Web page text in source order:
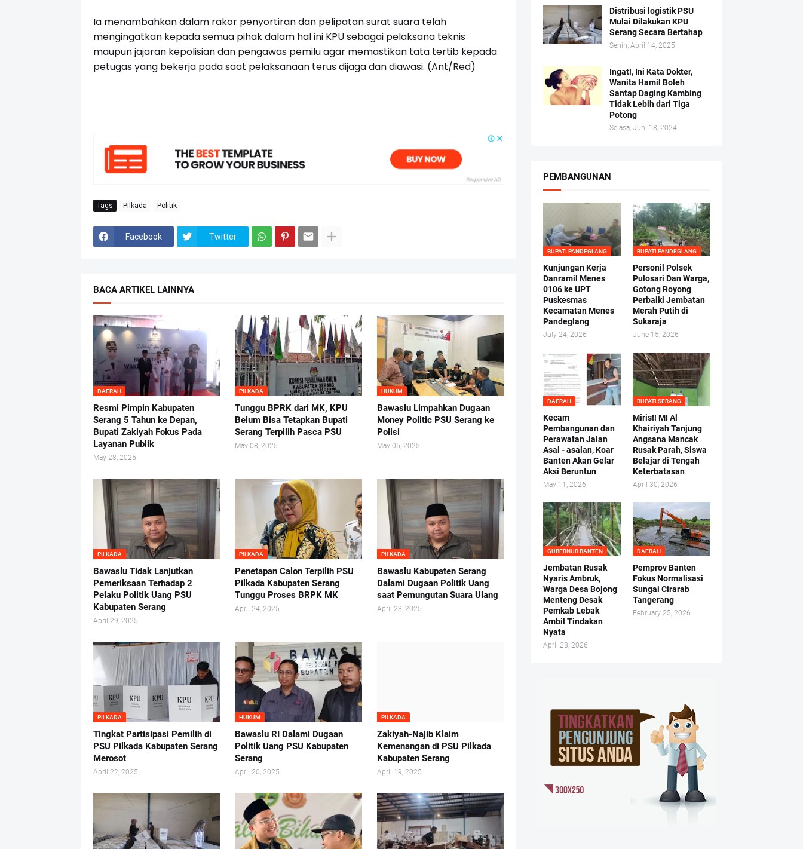
Ia menambahkan dalam rakor penyortiran dan pelipatan surat suara telah
mengingatkan kepada semua pihak dalam hal ini KPU sebagai pelaksana teknis
maupun jajaran kepolisian dan pengawas pemilu agar memastikan tata tertib kepada
petugas yang bekerja pada saat pelaksanaan terus dijaga dan diawasi. (Ant/Red)
Tags Pilkada Politik
Facebook Twitter
BACA ARTIKEL LAINNYA
DAERAH
Resmi Pimpin Kabupaten
Serang 5 Tahun ke Depan,
Bupati Zakiyah Fokus Pada
Layanan Publik
May 28, 2025
PILKADA
Tunggu BPRK dari MK, KPU
Belum Bisa Tetapkan Bupati
Serang Terpilih Pasca PSU
May 08, 2025
HUKUM
Bawaslu Limpahkan Dugaan
Money Politic PSU Serang ke
Polisi
May 05, 2025
PILKADA
Bawaslu Tidak Lanjutkan
Pemeriksaan Terhadap 2
Pelaku Politik Uang PSU
Kabupaten Serang
April 29, 2025
PILKADA
Penetapan Calon Terpilih PSU
Pilkada Kabupaten Serang
Tunggu Proses BRPK MK
April 24, 2025
PILKADA
Bawaslu Kabupaten Serang
Dalami Dugaan Politik Uang
saat Pemungutan Suara Ulang
April 23, 2025
PILKADA
Tingkat Partisipasi Pemilih di
PSU Pilkada Kabupaten Serang
Merosot
April 22, 2025
HUKUM
Bawaslu RI Dalami Dugaan
Politik Uang PSU Kabupaten
Serang
April 20, 2025
PILKADA
Zakiyah-Najib Klaim
Kemenangan di PSU Pilkada
Kabupaten Serang
April 19, 2025
Distribusi logistik PSU
Mulai Dilakukan KPU
Serang Secara Bertahap
Senin, April 14, 2025
Ingat!, Ini Kata Dokter,
Wanita Hamil Boleh
Santap Daging Kambing
Tidak Lebih dari Tiga
Potong
Selasa, Juni 18, 2024
PEMBANGUNAN
BUPATI PANDEGLANG
Kunjungan Kerja
Danramil Menes
0106 ke UPT
Puskesmas
Kecamatan Menes
Pandeglang
July 24, 2026
BUPATI PANDEGLANG
Personil Polsek
Pulosari Dan Warga,
Gotong Royong
Perbaiki Jembatan
Merah Putih di
Sukaraja
June 15, 2026
DAERAH
Kecam
Pembangunan dan
Perawatan Jalan
Asal - asalan, Koar
Banten Akan Gelar
Aksi Beruntun
May 11, 2026
BUPATI SERANG
Miris!! MI Al
Khairiyah Tanjung
Angsana Mancak
Rusak Parah, Siswa
Belajar di Tengah
Keterbatasan
April 30, 2026
GUBERNUR BANTEN
Jembatan Rusak
Nyaris Ambruk,
Warga Desa Bojong
Menteng Desak
Pemkab Lebak
Ambil Tindakan
Nyata
April 28, 2026
DAERAH
Pemprov Banten
Fokus Normalisasi
Sungai Cirarab
Tangerang
February 25, 2026